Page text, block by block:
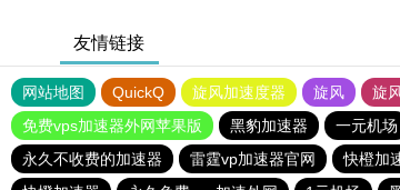
友情链接
网站地图 QuickQ 旋风加速度器 旋风 旋
免费vps加速器外网苹果版
黑豹加速器 一元机场
永久不收费的加速器
雷霆vp加速器官网 快橙加